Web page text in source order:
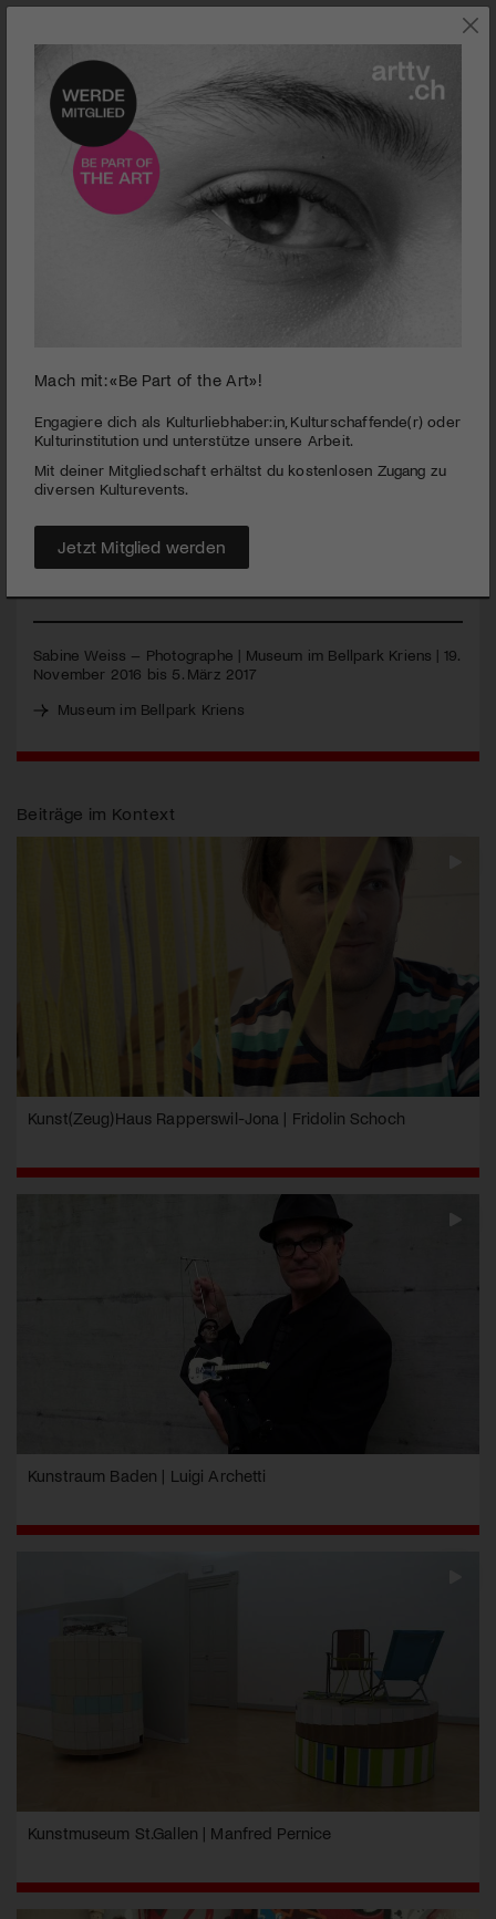
seconds
minutes,
seconds
Museum im Bellpark Kriens | Sabine Weiss –
PUBLIZIERT AM 5. DEZEMBER 2016
Viele ihrer Bilder sind in unserem Gedächtnis gespeichert, ihr
Name hingegen ist weniger bekannt. Sabine Weiss, gebürtige
Photographe» ist in Kriens zu sehen.
Sabine Weiss – Photographe | Museum im Bellpark Kriens | 19.
November 2016 bis 5. März 2017
Museum im Bellpark Kriens
Beiträge im Kontext
Kunst(Zeug)Haus Rapperswil-Jona | Fridolin Schoch
Kunstraum Baden | Luigi Archetti
Kunstmuseum St.Gallen | Manfred Pernice
Mach mit: «Be Part of the Art»!
Engagiere dich als Kulturliebhaber:in, Kulturschaffende(r) oder
Kulturinstitution und unterstütze unsere Arbeit.
Mit deiner Mitgliedschaft erhältst du kostenlosen Zugang zu
diversen Kulturevents.
Jetzt Mitglied werden